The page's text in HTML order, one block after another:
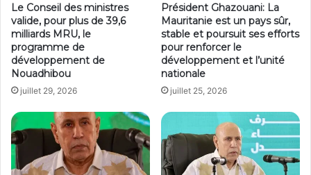
Le Conseil des ministres
valide, pour plus de 39,6
milliards MRU, le
programme de
développement de
Nouadhibou
juillet 29, 2026
Président Ghazouani: La
Mauritanie est un pays sûr,
stable et poursuit ses efforts
pour renforcer le
développement et l’unité
nationale
juillet 25, 2026